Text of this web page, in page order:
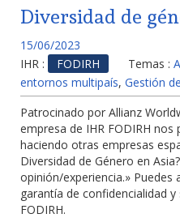
Diversidad de
15/06/2023
IHR :
FODIRH Temas :
entornos multipaís, Gestión
Patrocinado por Allianz
empresa de IHR FODIRH nos
haciendo otras empresas
Diversidad de Género en
opinión/experiencia.» Puedes
garantía de confidencialidad
FODIRH.